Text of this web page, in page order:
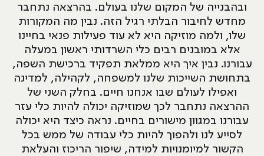
ובהבנייה של המקום שלנו בעולם. בהרצאה נתחבר
מחדש לחיבור הבלתי רגיל הזה. נבין מה המקורות
שלו, ולמה מוזיקה היא לא עוד פעילות פנאי בחיינו
אלא במובנים רבים כלי השרדותי ראשון במעלה
עבורנו. נבין איך היא ממלאת תפקיד ברכישת השפה,
בתחושת השייכות שלנו למשפחה, לקהילה, למדינה
ואפילו לעולם שבו אנחנו חיים. בחלק השני של
ההרצאה נתחבר לכך שמוזיקה יכולה להיות כלי עזר
עבורנו במגוון מישורים בחיים. נראה כיצד היא יכולה
לסייע לנו ולהפוך להיות כלי עבודה של ממש בכל
הקשור למיומנויות למידה, שיפור הריכוז והעלאת